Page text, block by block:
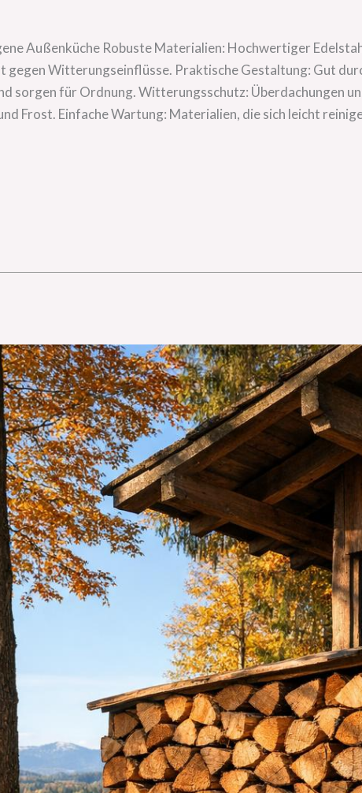
Außenküche Robuste Materialien: Hochwertiger
Witterungseinflüsse. Praktische Gestaltung: Gut
sorgen für Ordnung. Witterungsschutz: Überdachungen
Frost. Einfache Wartung: Materialien, die sich leicht